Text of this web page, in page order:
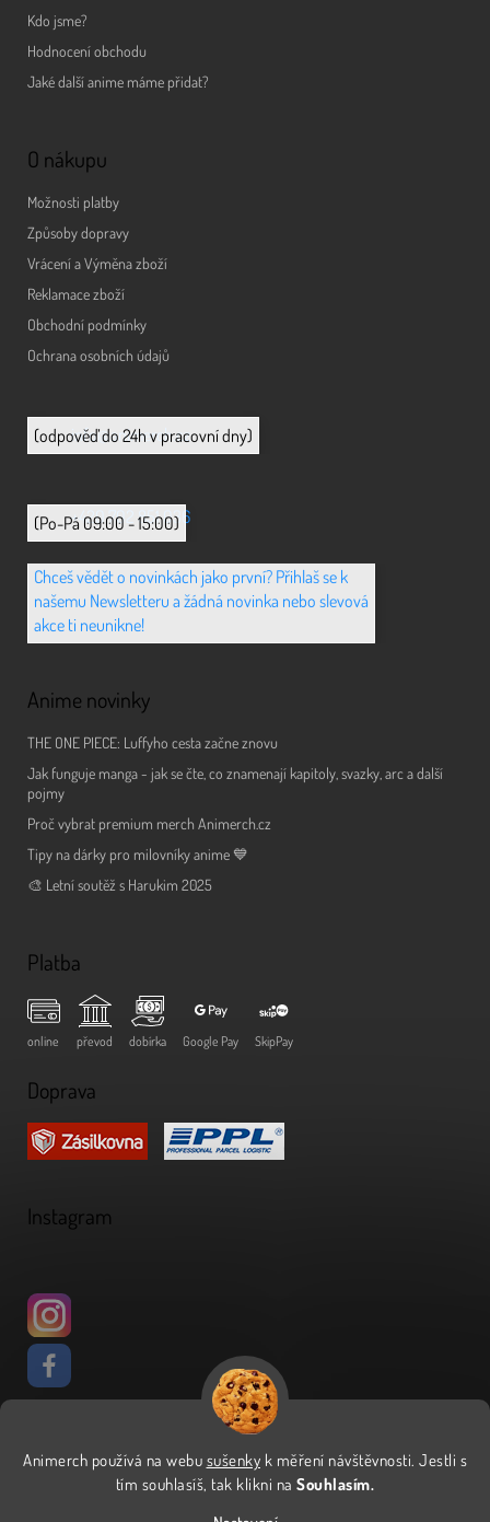
Animerch používá na webu sušenky k měření návštěvnosti. Jestli s
tím souhlasíš, tak klikni naSouhlasím.
Kdo jsme?
Hodnocení obchodu
Jaké další anime máme přidat?
O nákupu
Možnosti platby
Způsoby dopravy
Vrácení a Výměna zboží
Reklamace zboží
Obchodní podmínky
Ochrana osobních údajů
info@animerch.cz
(odpověď do 24h v pracovní dny)
+420 702 851 036
(Po-Pá 09:00 - 15:00)
Chceš vědět o novinkách jako první? Přihlaš se k
našemu Newsletteru a žádná novinka nebo slevová
akce ti neunikne!
Anime novinky
THE ONE PIECE: Luffyho cesta začne znovu
Jak funguje manga - jak se čte, co znamenají kapitoly, svazky, arc a další
pojmy
Proč vybrat premium merch Animerch.cz
Tipy na dárky pro milovníky anime 💙
🎨 Letní soutěž s Harukim 2025
Platba
online převod dobírka Google Pay SkipPay
Doprava
Instagram
Vytvořil Shoptet